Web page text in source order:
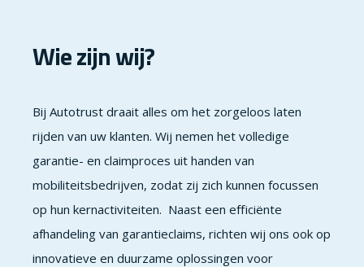
Wie zijn wij?
Bij Autotrust draait alles om het zorgeloos laten
rijden van uw klanten. Wij nemen het volledige
garantie- en claimproces uit handen van
mobiliteitsbedrijven, zodat zij zich kunnen focussen
op hun kernactiviteiten. Naast een efficiënte
afhandeling van garantieclaims, richten wij ons ook op
innovatieve en duurzame oplossingen voor